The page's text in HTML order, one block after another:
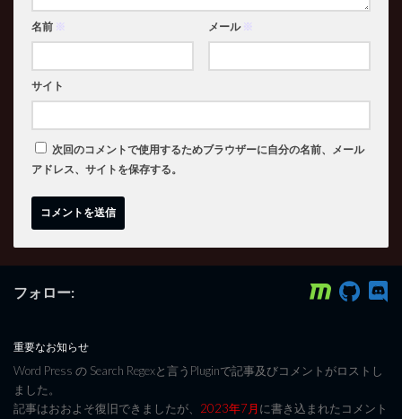
名前 ※ メール ※
サイト
次回のコメントで使用するためブラウザーに自分の名前、メール
アドレス、サイトを保存する。
フォロー:
重要なお知らせ
Word Press の Search Regexと言うPluginで記事及びコメントがロストし
ました。
記事はおおよそ復旧できましたが、 2023年7月に書き込まれたコメント